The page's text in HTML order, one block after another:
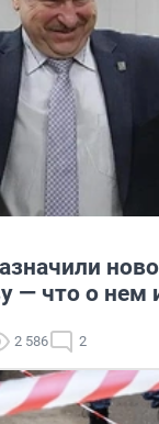
— что о нем
2 586 2